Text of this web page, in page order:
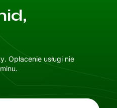
Opłacenie usługi nie